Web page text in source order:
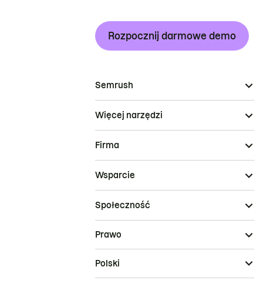
Rozpocznij darmowe demo
Semrush
Więcej narzędzi
Firma
Wsparcie
Społeczność
Prawo
Polski